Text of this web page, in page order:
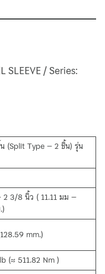
/ Series:
(Split Type – 2 ชิ้น) รุ่น
3/8 นิ้ว ( 11.11 มม –
mm.)
(≈ 511.82 Nm )